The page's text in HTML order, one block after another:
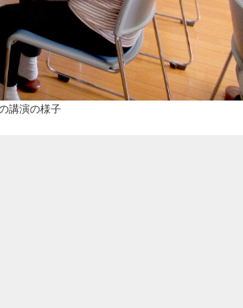
講演の様子